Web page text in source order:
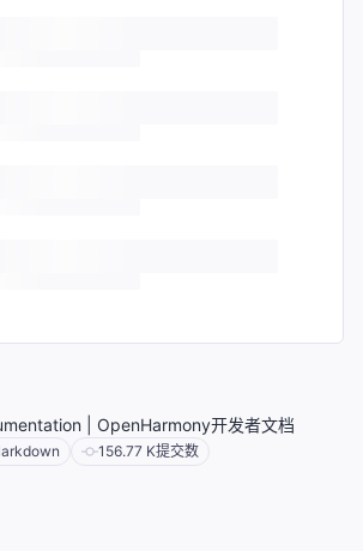
| OpenHarmony开发者文档
156.77 K提交数